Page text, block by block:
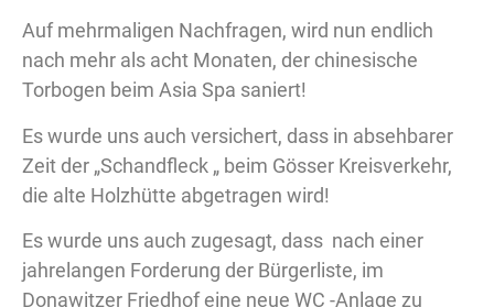
Auf mehrmaligen Nachfragen, wird nun endlich
nach mehr als acht Monaten, der chinesische
Torbogen beim Asia Spa saniert!
Es wurde uns auch versichert, dass in absehbarer
Zeit der „Schandfleck „ beim Gösser Kreisverkehr,
die alte Holzhütte abgetragen wird!
Es wurde uns auch zugesagt, dass nach einer
jahrelangen Forderung der Bürgerliste, im
Donawitzer Friedhof eine neue WC -Anlage zu